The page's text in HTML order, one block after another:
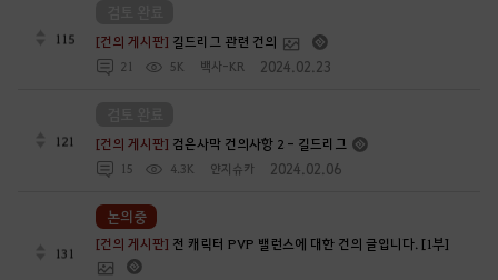
115 [건의 게시판] 길드리그 관련 건의
21 5K 백사-KR 2024.02.23
121 [건의 게시판] 검은사막 건의사항 2 - 길드리그
15 4.3K 얀지슈카 2024.02.06
131
[건의 게시판] 전 캐릭터 PVP 밸런스에 대한 건의 글입니다. [1부]
논의중